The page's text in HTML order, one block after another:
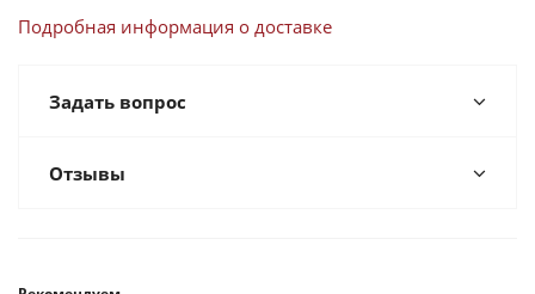
Подробная информация о доставке
Задать вопрос
Отзывы